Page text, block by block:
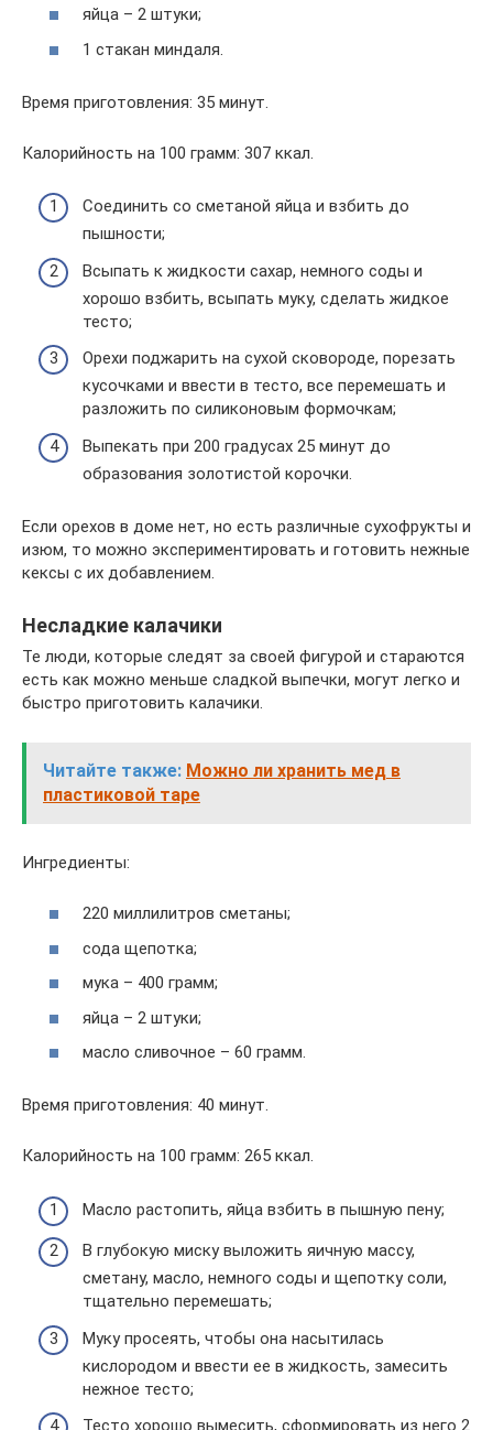
яйца – 2 штуки;
1 стакан миндаля.
Время приготовления: 35 минут.
Калорийность на 100 грамм: 307 ккал.
Соединить со сметаной яйца и взбить до
пышности;
Всыпать к жидкости сахар, немного соды и
хорошо взбить, всыпать муку, сделать жидкое
тесто;
Орехи поджарить на сухой сковороде, порезать
кусочками и ввести в тесто, все перемешать и
разложить по силиконовым формочкам;
Выпекать при 200 градусах 25 минут до
образования золотистой корочки.
Если орехов в доме нет, но есть различные сухофрукты и
изюм, то можно экспериментировать и готовить нежные
кексы с их добавлением.
Несладкие калачики
Те люди, которые следят за своей фигурой и стараются
есть как можно меньше сладкой выпечки, могут легко и
быстро приготовить калачики.
Читайте также: Можно ли хранить мед в
пластиковой таре
Ингредиенты:
220 миллилитров сметаны;
сода щепотка;
мука – 400 грамм;
яйца – 2 штуки;
масло сливочное – 60 грамм.
Время приготовления: 40 минут.
Калорийность на 100 грамм: 265 ккал.
Масло растопить, яйца взбить в пышную пену;
В глубокую миску выложить яичную массу,
сметану, масло, немного соды и щепотку соли,
тщательно перемешать;
Муку просеять, чтобы она насытилась
кислородом и ввести ее в жидкость, замесить
нежное тесто;
Тесто хорошо вымесить, сформировать из него 2